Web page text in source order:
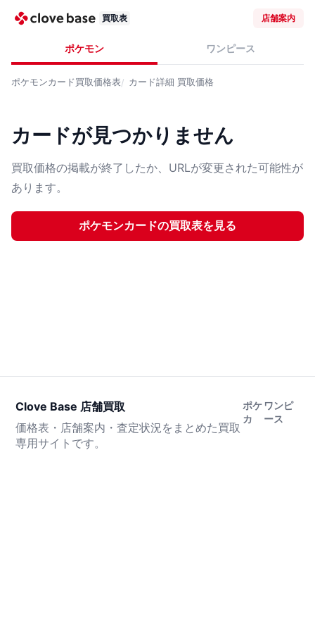
買取表 店舗案内
ポケモン ワンピース
ポケモンカード買取価格表 カード詳細 買取価格
カードが見つかりません
買取価格の掲載が終了したか、URLが変更された可能性が
あります。
ポケモンカードの買取表を見る
Clove Base 店舗買取
価格表・店舗案内・査定状況をまとめた買取
専用サイトです。
ポケ
カ
ワンピ
ース